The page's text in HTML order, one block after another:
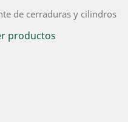
de cerraduras y cilindros
productos